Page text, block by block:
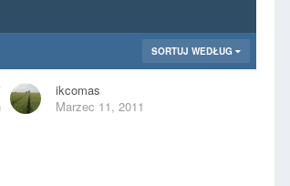
SORTUJ WEDŁUG
ikcomas
Marzec 11, 2011